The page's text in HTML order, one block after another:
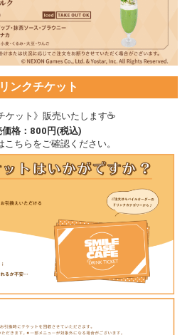
ンクチケット
ケット》販売いたします☕
価格：800円(税込)
こちらをご確認ください。